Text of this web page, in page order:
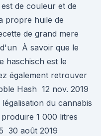
de couleur et de
propre huile de
de grand mere
À savoir que le
haschisch est le
également retrouver
Hash 12 nov. 2019
du cannabis
1 000 litres
30 août 2019